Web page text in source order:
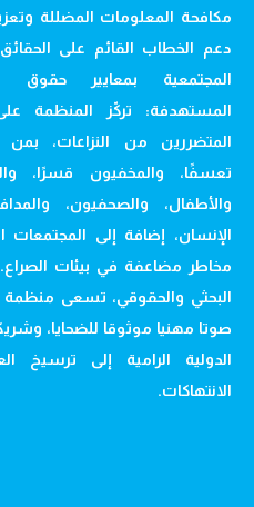
مكافحة المعلومات المضللة
دعم الخطاب القائم على
المجتمعية بمعايير حقوق
المستهدفة: تركّز المنظمة
المتضررين من النزاعات،
تعسفًا، والمخفيون قسرًا،
والأطفال، والصحفيون،
الإنسان، إضافة إلى المجتمعات
مخاطر مضاعفة في بيئات
البحثي والحقوقي، تسعى
صوتا مهنيا موثوقا للضحايا،
الدولية الرامية إلى ترسيخ
الانتهاكات.